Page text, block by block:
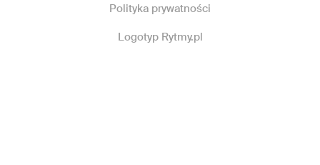
Polityka prywatności
Logotyp Rytmy.pl